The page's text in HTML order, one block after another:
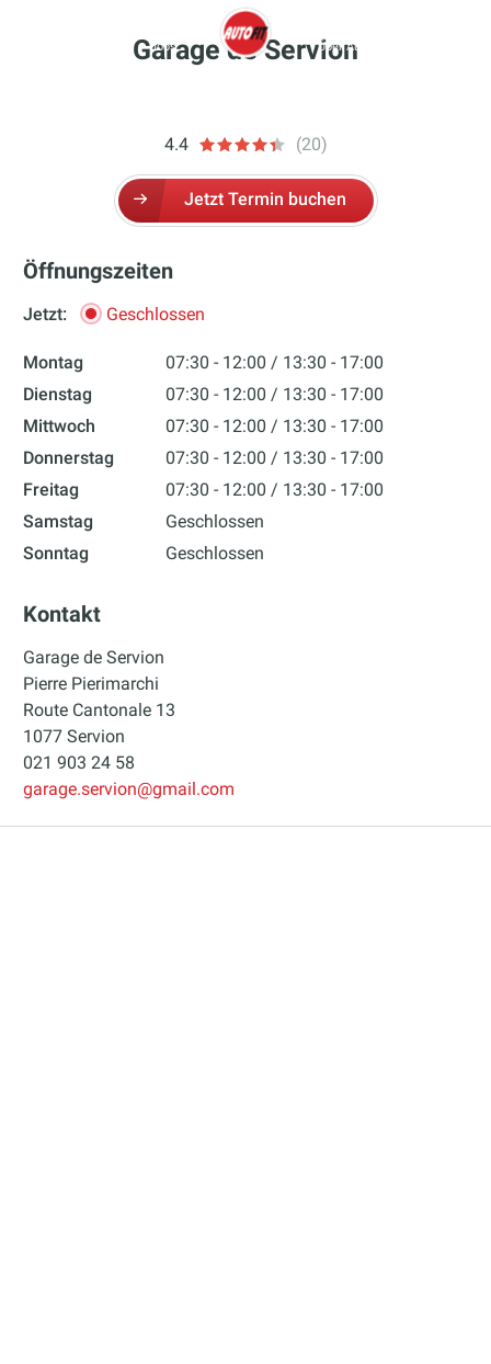
Jobs Über Autofit
Garage de Servion
4.4 (20)
Jetzt Termin buchen
Öffnungszeiten
Jetzt: Geschlossen
Montag 07:30 - 12:00
13:30 - 17:00
Dienstag
07:30 - 12:00
13:30 - 17:00
Mittwoch
07:30 - 12:00
13:30 - 17:00
Donnerstag
07:30 - 12:00
13:30 - 17:00
Freitag
07:30 - 12:00
13:30 - 17:00
Samstag
Geschlossen
Sonntag
Geschlossen
Kontakt
Garage de Servion
Pierre Pierimarchi
Route Cantonale 13
1077 Servion
021 903 24 58
garage.servion@gmail.com